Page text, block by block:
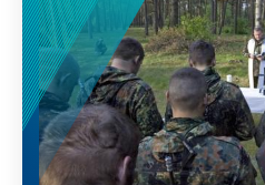
finden können.